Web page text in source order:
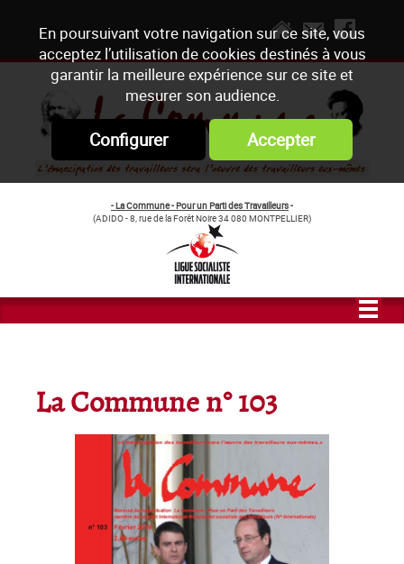
En poursuivant votre navigation sur ce site, vous
acceptez l’utilisation de cookies destinés à vous
garantir la meilleure expérience sur ce site et
mesurer son audience.
Configurer Accepter
- La Commune - Pour un Parti des Travailleurs-
(ADIDO - 8, rue de la Forêt Noire 34 080 MONTPELLIER)
La Commune n° 103